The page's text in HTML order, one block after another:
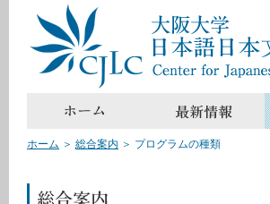
ホーム ＞ 総合案内 ＞ プログラムの種類